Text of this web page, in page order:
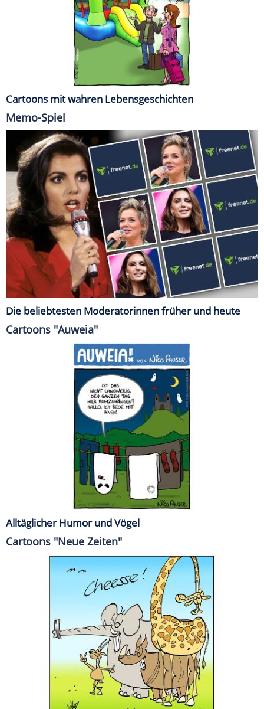
Cartoons mit wahren Lebensgeschichten
Memo-Spiel
Die beliebtesten Moderatorinnen früher und heute
Cartoons "Auweia"
Alltäglicher Humor und Vögel
Cartoons "Neue Zeiten"